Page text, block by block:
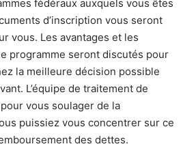
fédéraux auxquels vous êtes
d’inscription vous seront
vous. Les avantages et les
programme seront discutés pour
la meilleure décision possible
L’équipe de traitement de
vous soulager de la
puissiez vous concentrer sur ce
des dettes.